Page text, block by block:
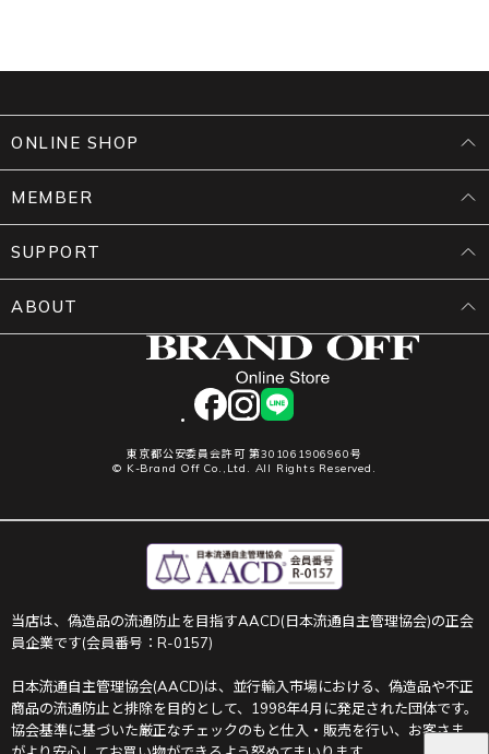
facebookinstagram
LINE
東京都公安委員会許可 第301061906960号
© K-Brand Off Co.,Ltd. All Rights Reserved.
ONLINE SHOP
MEMBER
SUPPORT
ABOUT
当店は、偽造品の流通防止を目指すAACD(日本流通自主管理協会)の正会
員企業です(会員番号：R-0157)
日本流通自主管理協会(AACD)は、並行輸入市場における、偽造品や不正
商品の流通防止と排除を目的として、1998年4月に発足された団体です。
協会基準に基づいた厳正なチェックのもと仕入・販売を行い、お客さま